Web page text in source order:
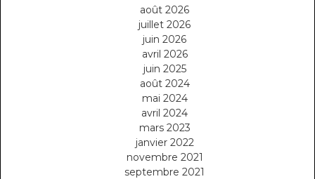
août 2026
juillet 2026
juin 2026
avril 2026
juin 2025
août 2024
mai 2024
avril 2024
mars 2023
janvier 2022
novembre 2021
septembre 2021